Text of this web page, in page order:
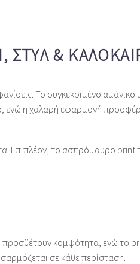
&
Το συγκεκριμένο αμάνικο
ενώ η χαλαρή εφαρμογή
Επιπλέον, το ασπρόμαυρο print
προσθέτουν κομψότητα, ενώ το
σε κάθε περίσταση.